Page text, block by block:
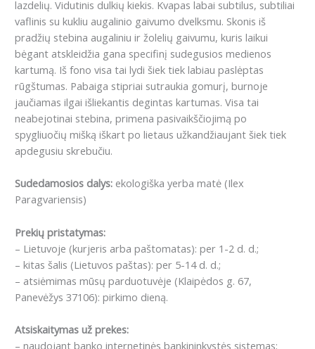
lazdelių. Vidutinis dulkių kiekis. Kvapas labai subtilus, subtiliai
vaflinis su kukliu augalinio gaivumo dvelksmu. Skonis iš
pradžių stebina augaliniu ir žolelių gaivumu, kuris laikui
bėgant atskleidžia gana specifinį sudegusios medienos
kartumą. Iš fono visa tai lydi šiek tiek labiau paslėptas
rūgštumas. Pabaiga stipriai sutraukia gomurį, burnoje
jaučiamas ilgai išliekantis degintas kartumas. Visa tai
neabejotinai stebina, primena pasivaikščiojimą po
spygliuočių mišką iškart po lietaus užkandžiaujant šiek tiek
apdegusiu skrebučiu.
Sudedamosios dalys: ekologiška yerba matė (Ilex
Paragvariensis)
Prekių pristatymas:
– Lietuvoje (kurjeris arba paštomatas): per 1-2 d. d.;
– kitas šalis (Lietuvos paštas): per 5-14 d. d.;
– atsiėmimas mūsų parduotuvėje (Klaipėdos g. 67,
Panevėžys 37106): pirkimo dieną.
Atsiskaitymas už prekes:
– naudojant banko internetinės bankininkystės sistemas;